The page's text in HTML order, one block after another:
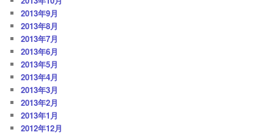
2013年9月
2013年8月
2013年7月
2013年6月
2013年5月
2013年4月
2013年3月
2013年2月
2013年1月
2012年12月